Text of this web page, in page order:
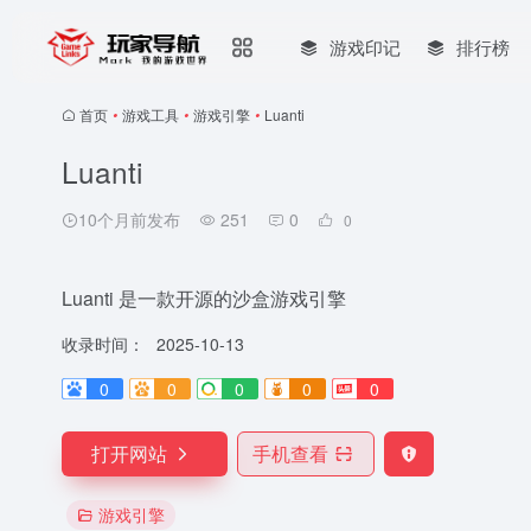
游戏印记 排行榜
首页 • 游戏工具 • 游戏引擎 • Luanti
Luanti
10个月前发布 251 0 0
Luanti 是一款开源的沙盒游戏引擎
收录时间：
2025-10-13
0
0 0 0 0
打开网站 手机查看
游戏引擎